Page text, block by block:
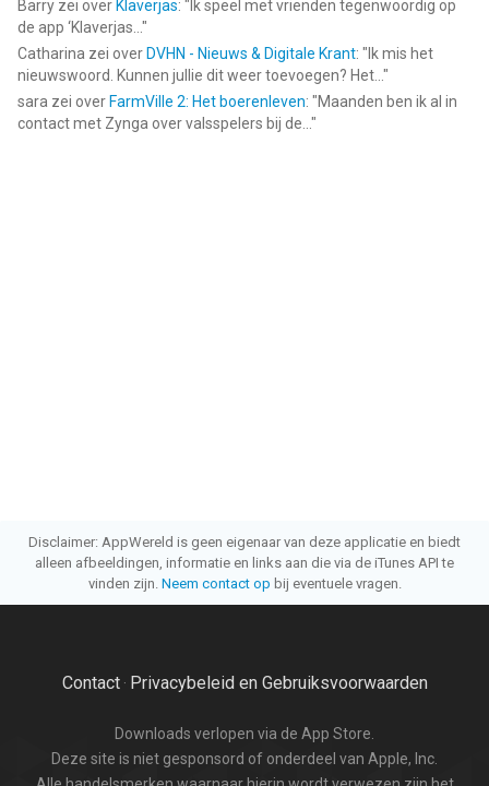
Barry zei over Klaverjas: " Ik speel met vrienden tegenwoordig op
de app ‘Klaverjas... "
Catharina zei over DVHN - Nieuws & Digitale Krant: " Ik mis het
nieuwswoord. Kunnen jullie dit weer toevoegen? Het... "
sara zei over FarmVille 2: Het boerenleven: "Maanden ben ik al in
contact met Zynga over valsspelers bij de... "
Disclaimer: AppWereld is geen eigenaar van deze applicatie en biedt
alleen afbeeldingen, informatie en links aan die via de iTunes API te
vinden zijn. Neem contact op bij eventuele vragen.
Contact· Privacybeleid en Gebruiksvoorwaarden
Downloads verlopen via de App Store.
Deze site is niet gesponsord of onderdeel van Apple, Inc.